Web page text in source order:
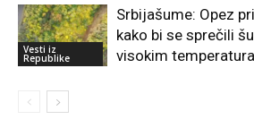
Vesti iz
Republike
Srbijašume: Opez
kako bi se sprečili
visokim